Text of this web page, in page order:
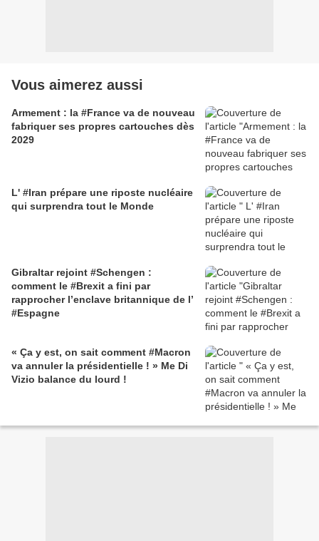
Vous aimerez aussi
Armement : la #France va de nouveau
fabriquer ses propres cartouches dès
2029
L' #Iran prépare une riposte nucléaire
qui surprendra tout le Monde
Gibraltar rejoint #Schengen :
comment le #Brexit a fini par
rapprocher l’enclave britannique de l’
#Espagne
« Ça y est, on sait comment #Macron
va annuler la présidentielle ! » Me Di
Vizio balance du lourd !